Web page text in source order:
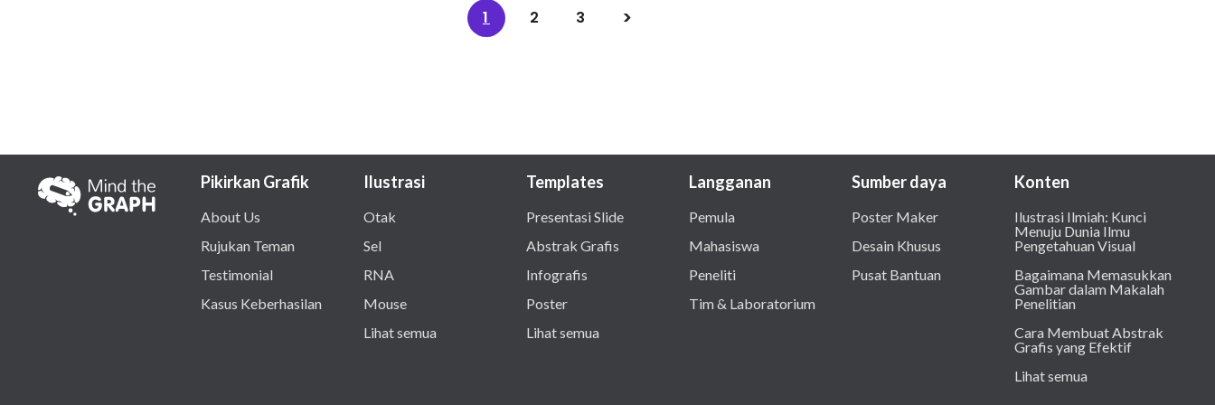
1 2 3
Pikirkan Grafik
About Us
Rujukan Teman
Testimonial
Kasus Keberhasilan
Ilustrasi
Otak
Sel
RNA
Mouse
Lihat semua
Templates
Presentasi Slide
Abstrak Grafis
Infografis
Poster
Lihat semua
Langganan
Pemula
Mahasiswa
Peneliti
Tim & Laboratorium
Sumber daya
Poster Maker
Desain Khusus
Pusat Bantuan
Konten
Ilustrasi Ilmiah: Kunci
Menuju Dunia Ilmu
Pengetahuan Visual
Bagaimana Memasukkan
Gambar dalam Makalah
Penelitian
Cara Membuat Abstrak
Grafis yang Efektif
Lihat semua